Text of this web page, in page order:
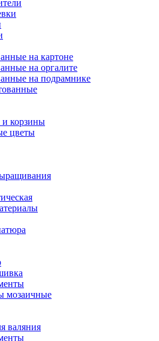
на картоне
на оргалите
на подрамнике
корзины
цветы
мозаичные
валяния